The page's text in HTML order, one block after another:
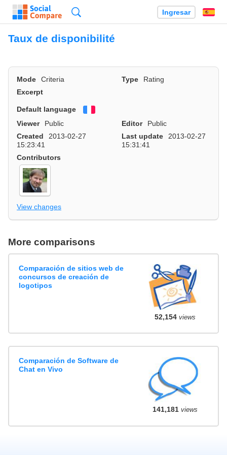
Ingresar
Taux de disponibilité
Mode Criteria Type
Rating
Excerpt
Default language
Viewer
Public Editor
Public
Created
2013-02-27
15:23:41
Last update
2013-02-27
15:31:41
Contributors
View changes
More comparisons
Comparación de sitios web de
concursos de creación de
logotipos
52,154views
Comparación de Software de
Chat en Vivo
141,181views